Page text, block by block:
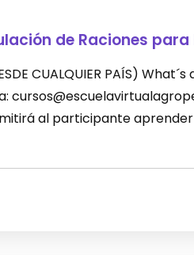
de Raciones para
CUALQUIER PAÍS)
al participante